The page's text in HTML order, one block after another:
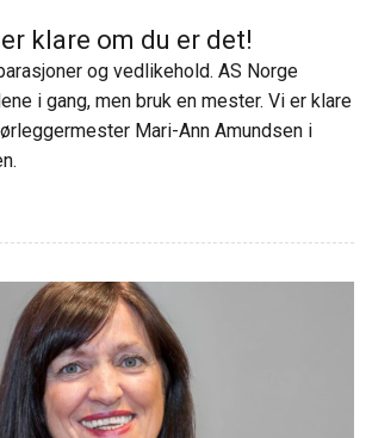
klare om du er det!
og vedlikehold. AS Norge
i gang, men bruk en mester. Vi er klare
Mari-Ann Amundsen i